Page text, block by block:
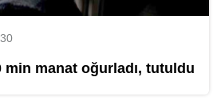
min manat oğurladı, tutuldu